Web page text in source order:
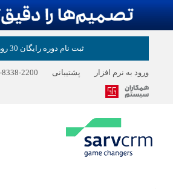
ثبت نام دوره رایگان 30 روزه
ورود به نرم افزار پشتیبانی 2200-8338-021